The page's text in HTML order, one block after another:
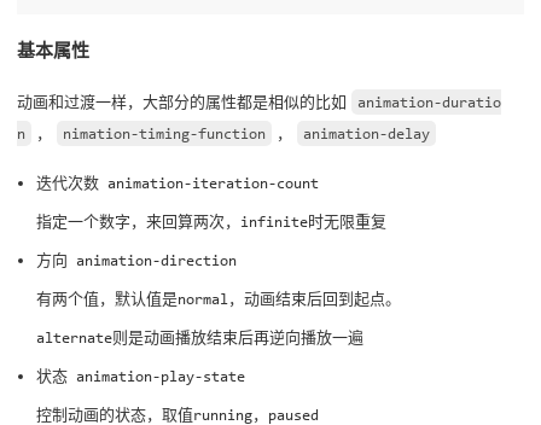
基本属性
动画和过渡一样，大部分的属性都是相似的比如
animation-duratio
n
， nimation-timing-function ， animation-delay
迭代次数 animation-iteration-count
指定一个数字，来回算两次，infinite时无限重复
方向 animation-direction
有两个值，默认值是normal，动画结束后回到起点。
alternate则是动画播放结束后再逆向播放一遍
状态 animation-play-state
控制动画的状态，取值running，paused